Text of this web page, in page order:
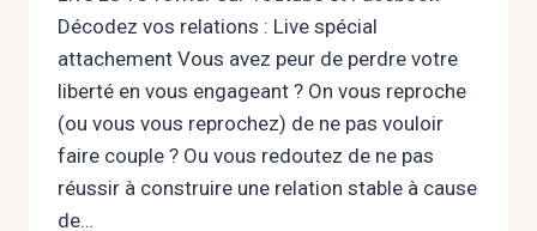
Décodez vos relations : Live spécial
attachement Vous avez peur de perdre votre
liberté en vous engageant ? On vous reproche
(ou vous vous reprochez) de ne pas vouloir
faire couple ? Ou vous redoutez de ne pas
réussir à construire une relation stable à cause
de…